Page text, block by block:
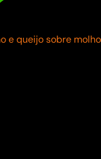
e queijo sobre molho